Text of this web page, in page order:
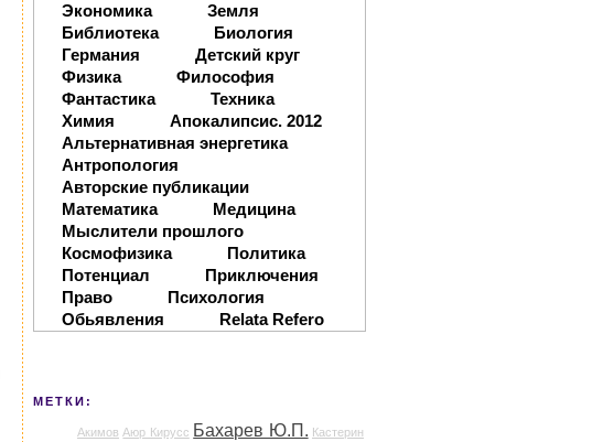
Экономика
Земля
Библиотека
Биология
Германия
Детский круг
Физика
Философия
Фантастика
Техника
Химия
Апокалипсис. 2012
Альтернативная энергетика
Антропология
Авторские публикации
Математика
Медицина
Мыслители прошлого
Космофизика
Политика
Потенциал
Приключения
Право
Психология
Обьявления
Relata Refero
МЕТКИ:
Акимов Аюр Кирусс Бахарев Ю.П. Кастерин